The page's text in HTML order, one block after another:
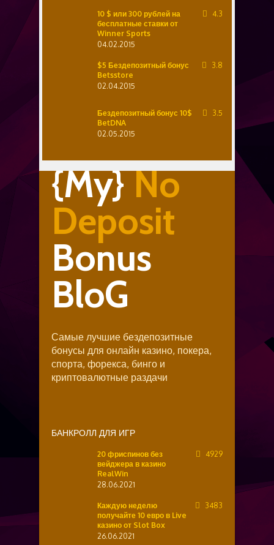
10 $ или 300 рублей на
бесплатные ставки от
Winner Sports
04.02.2015
4.3
$5 Бездепозитный бонус
Betsstore
02.04.2015
3.8
Бездепозитный бонус 10$
BetDNA
02.05.2015
3.5
{My}No
Deposit
Bonus
BloG
Самые лучшие бездепозитные
бонусы для онлайн казино, покера,
спорта, форекса, бинго и
криптовалютные раздачи
БАНКРОЛЛ ДЛЯ ИГР
20 фриспинов без
вейджера в казино
RealWin
28.06.2021
4929
Каждую неделю
получайте 10 евро в Live
казино от Slot Box
26.06.2021
3483